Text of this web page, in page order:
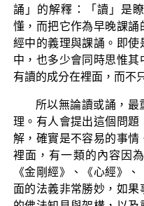
誦」的解釋：「讀」是
懂，而把它作為早晚課
經中的義理與課誦。即使
中，也多少會同時思惟
有讀的成分在裡面，而不
所以無論讀或誦，最
理。有人會提出這個問題
解，確實是不容易的事
裡面，有一類的內容因
《金剛經》、《心經》
面的法義非常勝妙，如